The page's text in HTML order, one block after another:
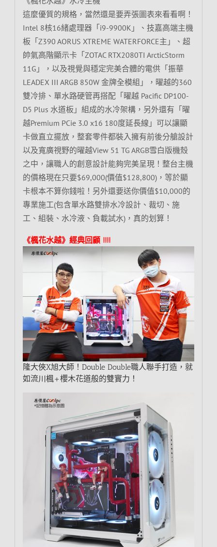
這麼優質的規格，當然還是要弄張圖表來看看啊！
Intel 8核16緒處理器「i9-9900K」、技嘉高端主機
板「Z390 AORUS XTREME WATERFORCE主」、超
帥氣高階顯示卡「ZOTAC RTX2080TI ArcticStorm
11G」，以及視覺與穩定完美合體的電供「振華
LEADEX III ARGB 850W 金牌全模組」，曜越的360
雙冷排、單水路硬管再搭配「曜越 Pacific DP100-
D5 Plus 水道板」組成的水冷架構，另外還有「曜
越Premium PCie 3.0 x16 180度延長線」可以讓顯
卡做直立擺放，整套零件都裝入擁有前後分艙設計
以及寬廣視野的曜越View 51 TG ARGB雪白版機殼
之中，讓職人的創意設計能夠完美呈現！整台主機
的價格現在只要$69,000(價值$128,800)，等於顯
卡根本不算你錢啦！另外還要送你價值$10,000的
專業施工(包含單水路雙排水冷設計、裁切、施
工、組裝、水冷液、負載試水)，真的划算！
《楓花水越》經典回顧 !!!!
隆大俠X旭大師！Double Double職人聯手打造，就
如流川楓+櫻木花道般的雙實力！